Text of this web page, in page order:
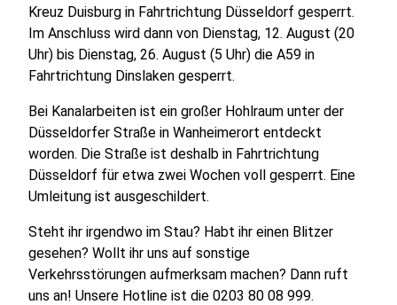
Kreuz Duisburg in Fahrtrichtung Düsseldorf gesperrt.
Im Anschluss wird dann von Dienstag, 12. August (20
Uhr) bis Dienstag, 26. August (5 Uhr) die A59 in
Fahrtrichtung Dinslaken gesperrt.
Bei Kanalarbeiten ist ein großer Hohlraum unter der
Düsseldorfer Straße in Wanheimerort entdeckt
worden. Die Straße ist deshalb in Fahrtrichtung
Düsseldorf für etwa zwei Wochen voll gesperrt. Eine
Umleitung ist ausgeschildert.
Steht ihr irgendwo im Stau? Habt ihr einen Blitzer
gesehen? Wollt ihr uns auf sonstige
Verkehrsstörungen aufmerksam machen? Dann ruft
uns an! Unsere Hotline ist die 0203 80 08 999.